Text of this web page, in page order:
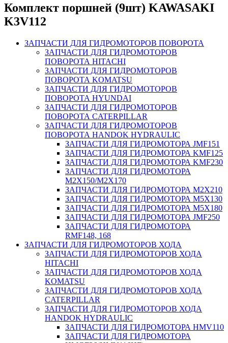
Комплект поршней (9шт) KAWASAKI
K3V112
ЗАПЧАСТИ ДЛЯ ГИДРОМОТОРОВ ПОВОРОТА
ЗАПЧАСТИ ДЛЯ ГИДРОМОТОРОВ
ПОВОРОТА HITACHI
ЗАПЧАСТИ ДЛЯ ГИДРОМОТОРОВ
ПОВОРОТА KOMATSU
ЗАПЧАСТИ ДЛЯ ГИДРОМОТОРОВ
ПОВОРОТА HYUNDAI
ЗАПЧАСТИ ДЛЯ ГИДРОМОТОРОВ
ПОВОРОТА CATERPILLAR
ЗАПЧАСТИ ДЛЯ ГИДРОМОТОРОВ
ПОВОРОТА HANDOK HYDRAULIC
ЗАПЧАСТИ ДЛЯ ГИДРОМОТОРА JMF151
ЗАПЧАСТИ ДЛЯ ГИДРОМОТОРА KMF125
ЗАПЧАСТИ ДЛЯ ГИДРОМОТОРА KMF230
ЗАПЧАСТИ ДЛЯ ГИДРОМОТОРА
M2X150/M2X170
ЗАПЧАСТИ ДЛЯ ГИДРОМОТОРА M2X210
ЗАПЧАСТИ ДЛЯ ГИДРОМОТОРА M5X130
ЗАПЧАСТИ ДЛЯ ГИДРОМОТОРА M5X180
ЗАПЧАСТИ ДЛЯ ГИДРОМОТОРА JMF250
ЗАПЧАСТИ ДЛЯ ГИДРОМОТОРА
RMF148, 168
ЗАПЧАСТИ ДЛЯ ГИДРОМОТОРОВ ХОДА
ЗАПЧАСТИ ДЛЯ ГИДРОМОТОРОВ ХОДА
HITACHI
ЗАПЧАСТИ ДЛЯ ГИДРОМОТОРОВ ХОДА
KOMATSU
ЗАПЧАСТИ ДЛЯ ГИДРОМОТОРОВ ХОДА
CATERPILLAR
ЗАПЧАСТИ ДЛЯ ГИДРОМОТОРОВ ХОДА
HANDOK HYDRAULIC
ЗАПЧАСТИ ДЛЯ ГИДРОМОТОРА HMV110
ЗАПЧАСТИ ДЛЯ ГИДРОМОТОРА